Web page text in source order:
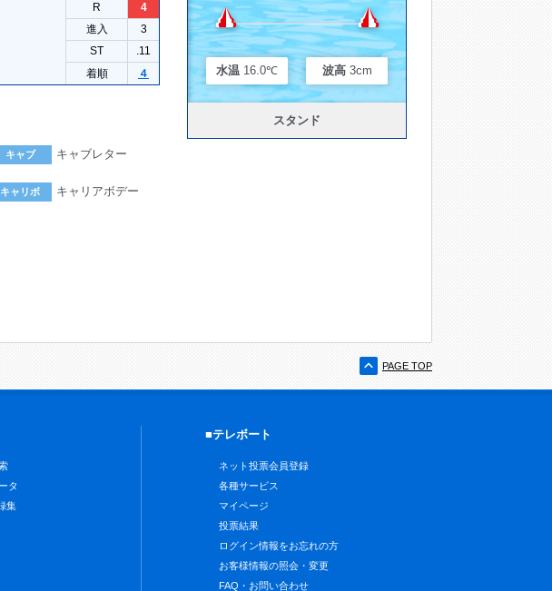
R
4
進入
3
ST
.11
着順
４
キャブ キャブレター
キャリボ キャリアボデー
水温 16.0℃ 波高 3cm
スタンド
PAGE TOP
タ
集
■テレボート
ネット投票会員登録
各種サービス
マイページ
投票結果
ログイン情報をお忘れの方
お客様情報の照会・変更
FAQ・お問い合わせ